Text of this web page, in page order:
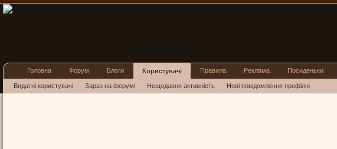
Головна Форум Блоги Користувачі
Видатні користувачі Зараз на форумі Нещодавня активність Нові повідомлення профілю
Правила Реклама Посиденьки